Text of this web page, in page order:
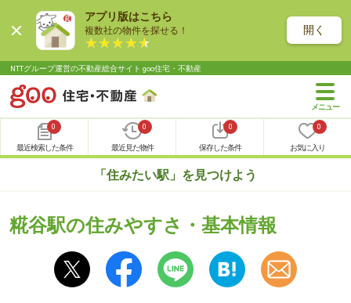
アプリ版はこちら
複数社の物件を探せる！ 開く
NTTグループ運営の不動産総合サイト goo住宅・不動産
0
最近検索した条件
0
最近見た物件
0
保存した条件
0
お気に入り
「住みたい駅」を見つけよう
糀谷駅の住みやすさ・基本情報